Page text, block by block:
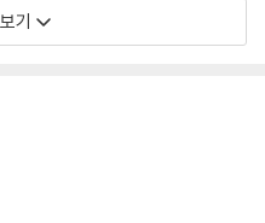
절점을 정해서 손실을 보더라도 빠
는 것이다. 초고수익은 운으로 만
기